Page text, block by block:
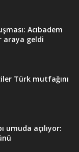
Acıbadem
araya geldi
Türk mutfağını
umuda açılıyor: